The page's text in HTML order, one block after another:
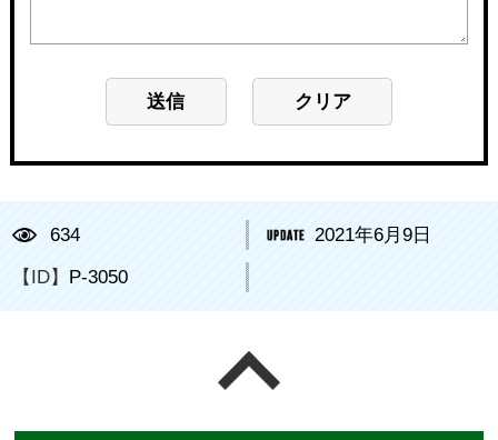
634 2021年6月9日
【ID】 P-3050